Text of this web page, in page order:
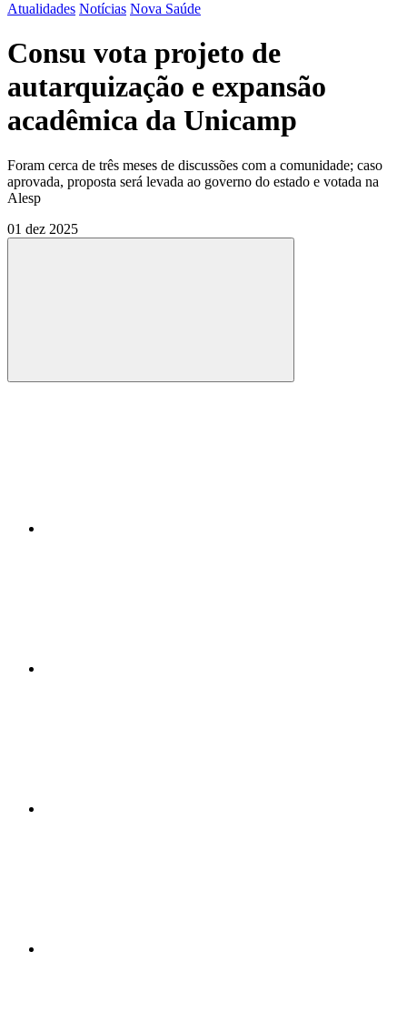
Atualidades Notícias Nova Saúde
Consu vota projeto de
autarquização e expansão
acadêmica da Unicamp
Foram cerca de três meses de discussões com a comunidade; caso
aprovada, proposta será levada ao governo do estado e votada na
Alesp
01 dez 2025
Compartilhar